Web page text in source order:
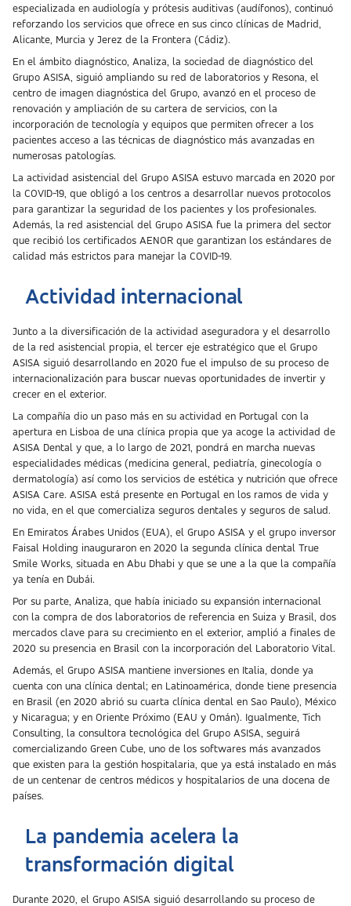
especializada en audiología y prótesis auditivas (audífonos), continuó
reforzando los servicios que ofrece en sus cinco clínicas de Madrid,
Alicante, Murcia y Jerez de la Frontera (Cádiz).
En el ámbito diagnóstico, Analiza, la sociedad de diagnóstico del
Grupo ASISA, siguió ampliando su red de laboratorios y Resona, el
centro de imagen diagnóstica del Grupo, avanzó en el proceso de
renovación y ampliación de su cartera de servicios, con la
incorporación de tecnología y equipos que permiten ofrecer a los
pacientes acceso a las técnicas de diagnóstico más avanzadas en
numerosas patologías.
La actividad asistencial del Grupo ASISA estuvo marcada en 2020 por
la COVID-19, que obligó a los centros a desarrollar nuevos protocolos
para garantizar la seguridad de los pacientes y los profesionales.
Además, la red asistencial del Grupo ASISA fue la primera del sector
que recibió los certificados AENOR que garantizan los estándares de
calidad más estrictos para manejar la COVID-19.
Actividad internacional
Junto a la diversificación de la actividad aseguradora y el desarrollo
de la red asistencial propia, el tercer eje estratégico que el Grupo
ASISA siguió desarrollando en 2020 fue el impulso de su proceso de
internacionalización para buscar nuevas oportunidades de invertir y
crecer en el exterior.
La compañía dio un paso más en su actividad en Portugal con la
apertura en Lisboa de una clínica propia que ya acoge la actividad de
ASISA Dental y que, a lo largo de 2021, pondrá en marcha nuevas
especialidades médicas (medicina general, pediatría, ginecología o
dermatología) así como los servicios de estética y nutrición que ofrece
ASISA Care. ASISA está presente en Portugal en los ramos de vida y
no vida, en el que comercializa seguros dentales y seguros de salud.
En Emiratos Árabes Unidos (EUA), el Grupo ASISA y el grupo inversor
Faisal Holding inauguraron en 2020 la segunda clínica dental True
Smile Works, situada en Abu Dhabi y que se une a la que la compañía
ya tenía en Dubái.
Por su parte, Analiza, que había iniciado su expansión internacional
con la compra de dos laboratorios de referencia en Suiza y Brasil, dos
mercados clave para su crecimiento en el exterior, amplió a finales de
2020 su presencia en Brasil con la incorporación del Laboratorio Vital.
Además, el Grupo ASISA mantiene inversiones en Italia, donde ya
cuenta con una clínica dental; en Latinoamérica, donde tiene presencia
en Brasil (en 2020 abrió su cuarta clínica dental en Sao Paulo), México
y Nicaragua; y en Oriente Próximo (EAU y Omán). Igualmente, Tich
Consulting, la consultora tecnológica del Grupo ASISA, seguirá
comercializando Green Cube, uno de los softwares más avanzados
que existen para la gestión hospitalaria, que ya está instalado en más
de un centenar de centros médicos y hospitalarios de una docena de
países.
La pandemia acelera la
transformación digital
Durante 2020, el Grupo ASISA siguió desarrollando su proceso de